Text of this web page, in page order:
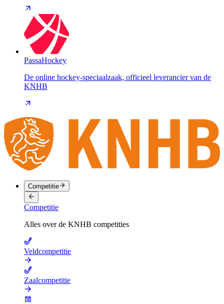
PassaHockey
De online hockey-speciaalzaak, officieel leverancier van de
KNHB
Competitie
Competitie
Alles over de KNHB competities
Veldcompetitie
Zaalcompetitie